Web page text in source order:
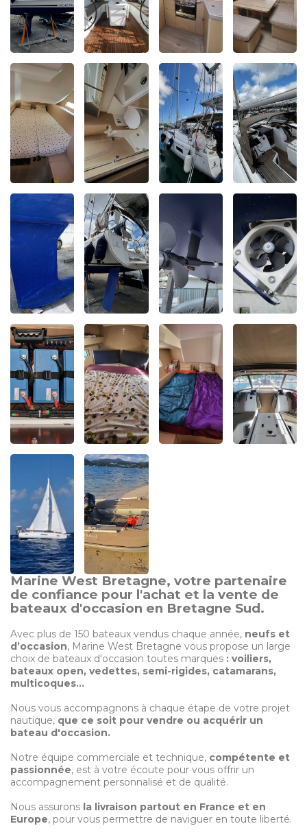
Marine West Bretagne, votre partenaire
de confiance pour l'achat et la vente de
bateaux d'occasion en Bretagne Sud.
Avec plus de 150 bateaux vendus chaque année, neufs et
d’occasion, Marine West Bretagne vous propose un large
choix de bateaux d'occasion toutes marques : voiliers,
bateaux open, vedettes, semi-rigides, catamarans,
multicoques…
Nous vous accompagnons à chaque étape de votre projet
nautique, que ce soit pour vendre ou acquérir un
bateau d'occasion.
Notre équipe commerciale et technique, compétente et
passionnée, est à votre écoute pour vous offrir un
accompagnement personnalisé et de qualité.
Nous assurons la livraison partout en France et en
Europe, pour vous permettre de naviguer en toute liberté.